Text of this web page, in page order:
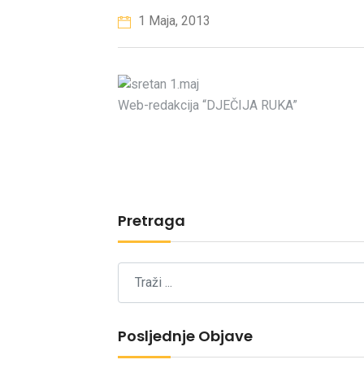
1 Maja, 2013
Web-redakcija “DJEČIJA RUKA”
Pretraga
Posljednje Objave